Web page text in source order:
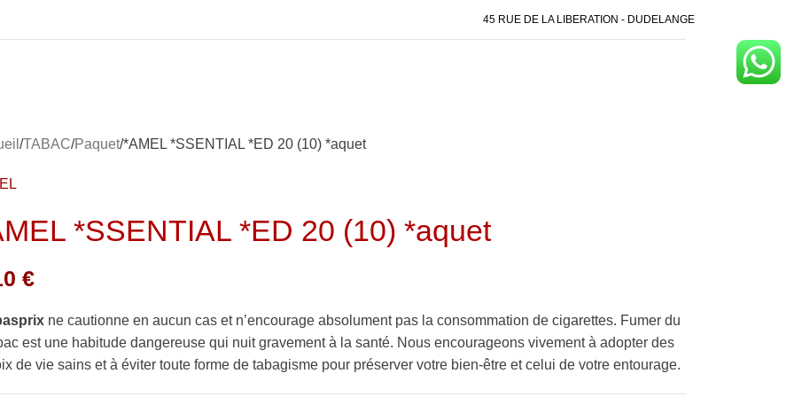
45 RUE DE LA LIBERATION - DUDELANGE
TABAC Paquet *AMEL *SSENTIAL *ED 20 (10) *aquet
*SSENTIAL *ED 20 (10) *aquet
€
ne cautionne en aucun cas et n’encourage absolument pas la consommation de cigarettes. Fumer du
est une habitude dangereuse qui nuit gravement à la santé. Nous encourageons vivement à adopter des
de vie sains et à éviter toute forme de tabagisme pour préserver votre bien-être et celui de votre entourage.